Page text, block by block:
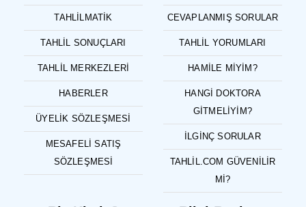
TAHLILMATIK
TAHLIL SONUÇLARI
TAHLIL MERKEZLERI
HABERLER
ÜYELIK SÖZLEŞMESI
MESAFELI SATIŞ
SÖZLEŞMESI
CEVAPLANMIŞ SORULAR
TAHLIL YORUMLARI
HAMILE MIYIM?
HANGI DOKTORA
GITMELIYIM?
İLGINÇ SORULAR
TAHLIL.COM GÜVENILIR
MI?